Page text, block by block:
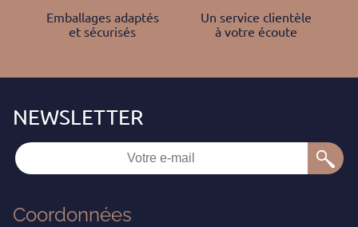
Emballages adaptés
et sécurisés
Un service clientèle
à votre écoute
Coordonnées